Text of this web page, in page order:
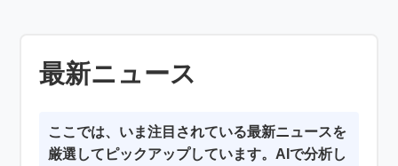
最新ニュース
ここでは、いま注目されている最新ニュースを
厳選してピックアップしています。AIで分析し